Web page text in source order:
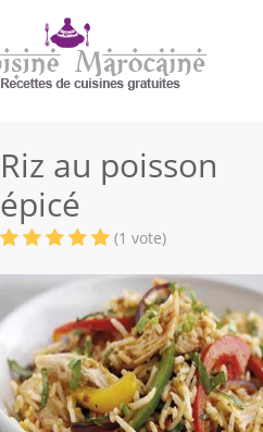
Riz au poisson
épicé
(1 vote)